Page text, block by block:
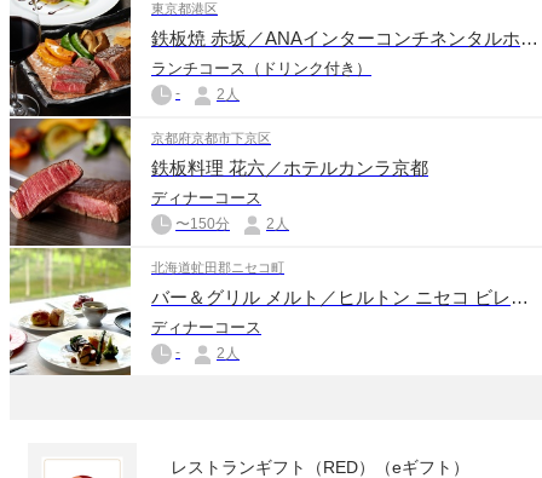
東京都港区
鉄板焼 赤坂／ANAインターコンチネンタルホテル東京
ランチコース（ドリンク付き）
- 2人
京都府京都市下京区
鉄板料理 花六／ホテルカンラ京都
ディナーコース
〜150分 2人
北海道虻田郡ニセコ町
バー＆グリル メルト／ヒルトン ニセコ ビレッジ
ディナーコース
- 2人
レストランギフト（RED）（eギフト）